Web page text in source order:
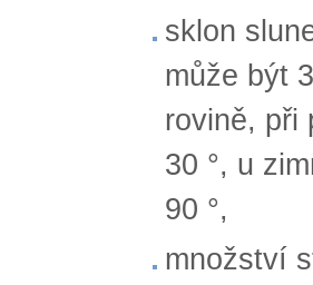
sklon
může být
rovině, při
30 °, u
90 °,
množství